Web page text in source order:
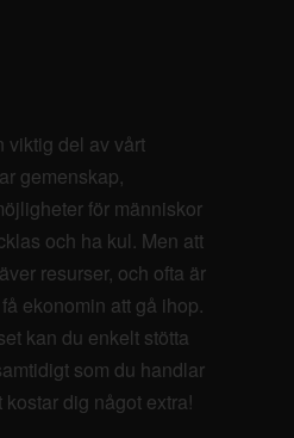
viktig del av vårt
gemenskap,
för människor
och ha kul. Men att
resurser, och ofta är
ekonomin att gå ihop.
kan du enkelt stötta
som du handlar
dig något extra!